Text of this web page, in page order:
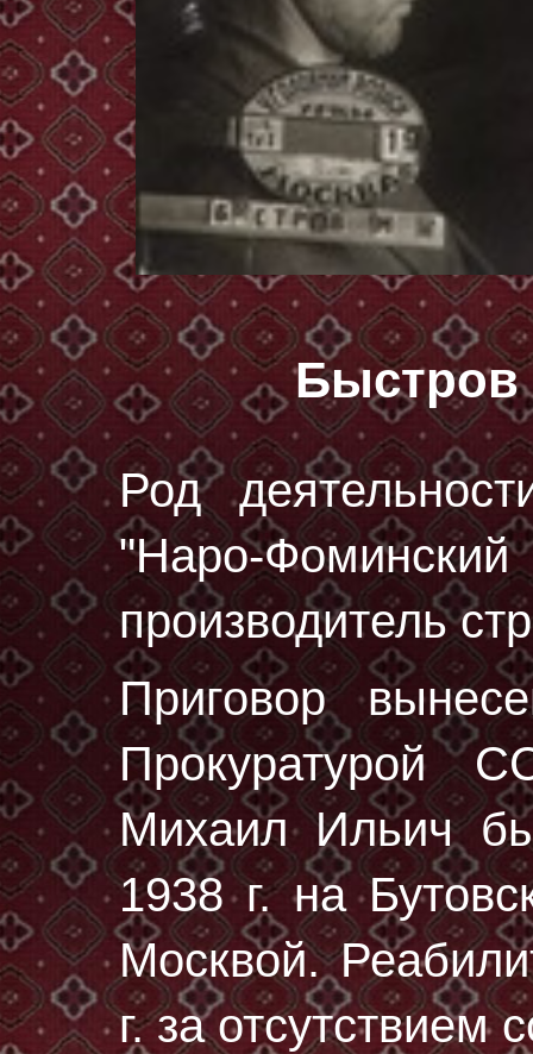
Быстров
Род
"Наро-
производитель
Приговор
Михаил Ильич
1938 г.на
Москвой.
г. за отсутствием